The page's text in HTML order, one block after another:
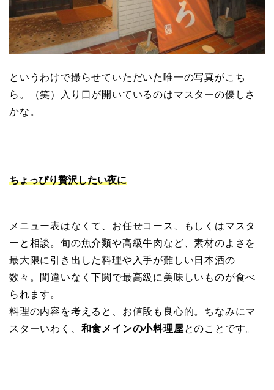
というわけで撮らせていただいた唯一の写真がこち
ら。（笑）入り口が開いているのはマスターの優しさ
かな。
ちょっぴり贅沢したい夜に
メニュー表はなくて、お任せコース、もしくはマスタ
ーと相談。旬の魚介類や高級牛肉など、素材のよさを
最大限に引き出した料理や入手が難しい日本酒の
数々。間違いなく下関で最高級に美味しいものが食べ
られます。
料理の内容を考えると、お値段も良心的。ちなみにマ
スターいわく、 和食メインの小料理屋とのことです。